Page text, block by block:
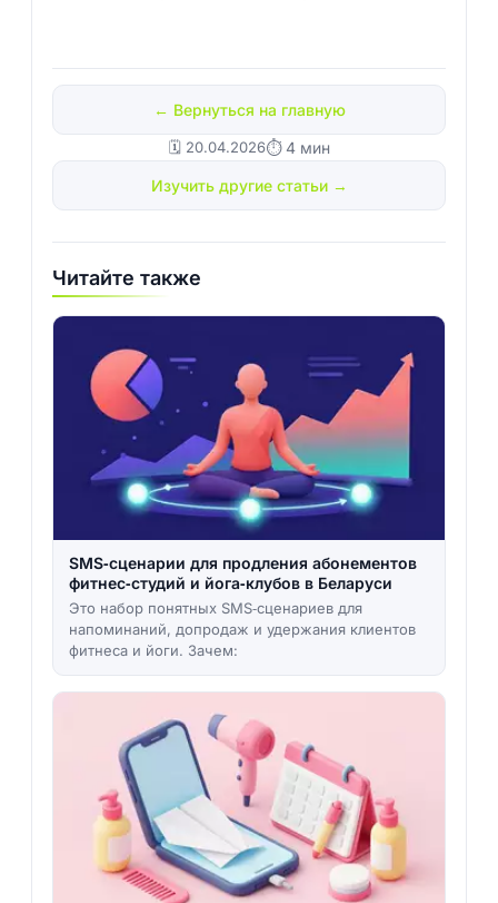
← Вернуться на главную
🗓️ 20.04.2026⏱ 4 мин
Изучить другие статьи →
Читайте также
SMS‑сценарии для продления абонементов
фитнес‑студий и йога‑клубов в Беларуси
Это набор понятных SMS‑сценариев для
напоминаний, допродаж и удержания клиентов
фитнеса и йоги. Зачем: